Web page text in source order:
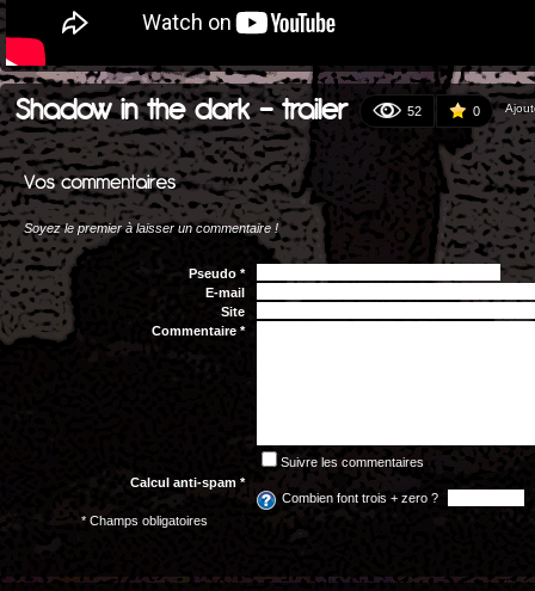
Shadow in the dark - trailer 52 0
Soyez le premier à laisser un commentaire !
Pseudo *
E-mail
Site
Commentaire *
Suivre les commentaires
Calcul anti-spam *
Combien font trois + zero ?
* Champs obligatoires